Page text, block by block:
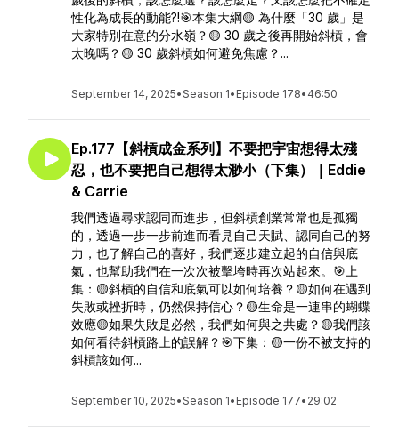
性化為成長的動能?!🎯本集大綱🟡 為什麼「30 歲」是
大家特別在意的分水嶺？🟡 30 歲之後再開始斜槓，會
太晚嗎？🟡 30 歲斜槓如何避免焦慮？...
September 14, 2025•Season 1• Episode 178• 46:50
Ep.177【斜槓成金系列】不要把宇宙想得太殘
忍，也不要把自己想得太渺小（下集）｜Eddie
& Carrie
我們透過尋求認同而進步，但斜槓創業常常也是孤獨
的，透過一步一步前進而看見自己天賦、認同自己的努
力，也了解自己的喜好，我們逐步建立起的自信與底
氣，也幫助我們在一次次被擊垮時再次站起來。🎯上
集：🟡斜槓的自信和底氣可以如何培養？🟡如何在遇到
失敗或挫折時，仍然保持信心？🟡生命是一連串的蝴蝶
效應🟡如果失敗是必然，我們如何與之共處？🟡我們該
如何看待斜槓路上的誤解？🎯下集：🟡一份不被支持的
斜槓該如何...
September 10, 2025•Season 1• Episode 177• 29:02